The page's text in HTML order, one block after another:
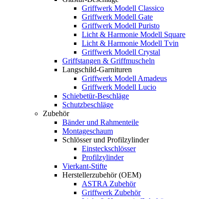
Griffwerk Modell Classico
Griffwerk Modell Gate
Griffwerk Modell Puristo
Licht & Harmonie Modell Square
Licht & Harmonie Modell Tvin
Griffwerk Modell Crystal
Griffstangen & Griffmuscheln
Langschild-Garnituren
Griffwerk Modell Amadeus
Griffwerk Modell Lucio
Schiebetür-Beschläge
Schutzbeschläge
Zubehör
Bänder und Rahmenteile
Montageschaum
Schlösser und Profilzylinder
Einsteckschlösser
Profilzylinder
Vierkant-Stifte
Herstellerzubehör (OEM)
ASTRA Zubehör
Griffwerk Zubehör